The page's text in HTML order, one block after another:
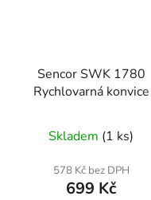
Sencor SWK 1780
Rychlovarná konvice
Skladem (1 ks)
578 Kč bez DPH
699 Kč